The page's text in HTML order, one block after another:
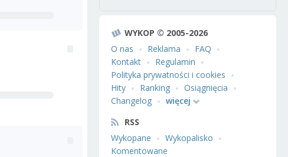
WYKOP © 2005-2026
O nas
Reklama
FAQ
Kontakt
Regulamin
Polityka prywatności i cookies
Hity
Ranking
Osiągnięcia
Changelog
więcej
RSS
Wykopane
Wykopalisko
Komentowane